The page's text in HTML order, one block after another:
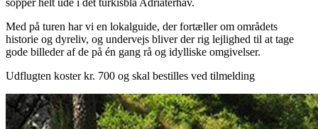
Med på turen har vi en lokalguide, der fortæller om områdets
historie og dyreliv, og undervejs bliver der rig lejlighed til at tage
gode billeder af de på én gang rå og idylliske omgivelser.
Udflugten koster kr. 700 og skal bestilles ved tilmelding